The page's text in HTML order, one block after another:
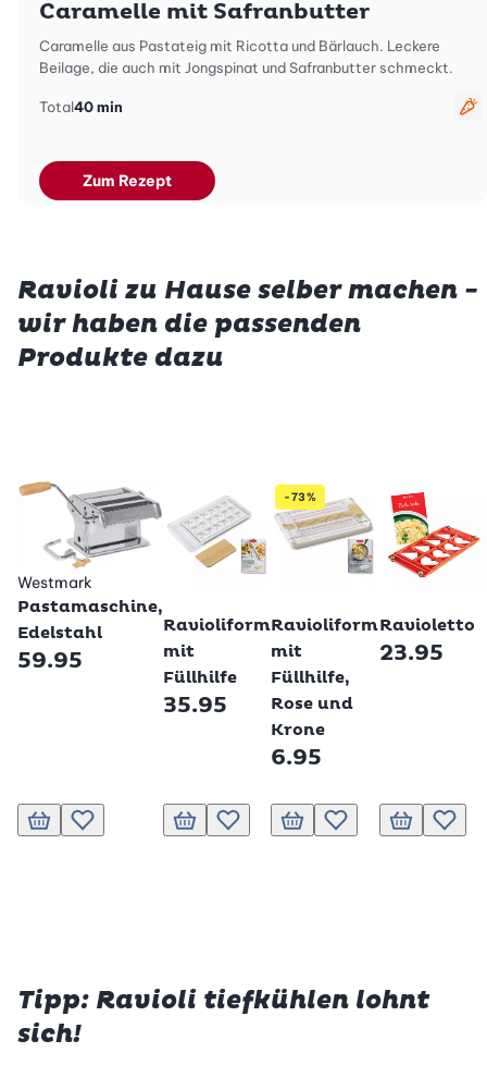
Caramelle mit Safranbutter
Caramelle aus Pastateig mit Ricotta und Bärlauch. Leckere
Beilage, die auch mit Jongspinat und Safranbutter schmeckt.
Total40 min
Zum Rezept
Ravioli zu Hause selber machen -
wir haben die passenden
Produkte dazu
Westmark
Pastamaschine,
Edelstahl
59.95
In den Warenkorb
Zur Wunschliste hinzufügen
Ravioliform
mit
Füllhilfe
35.95
In den Warenkorb
Zur Wunschliste hinzufügen
-73%
Ravioliform
mit
Füllhilfe,
Rose und
Krone
6.95
In den Warenkorb
Zur Wunschliste
Ravioletto
23.95
In den Zur
Tipp: Ravioli tiefkühlen lohnt
sich!